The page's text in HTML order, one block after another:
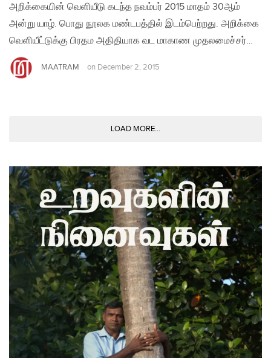
அறிக்கையின் வெளியீடு கடந்த நவம்பர் 2015 மாதம் 30ஆம்
அன்று யாழ். பொது நூலக மண்டபத்தில் இடம்பெற்றது. அறிக்கை
வெளியீட்டுக்கு பிரதம அதிதியாக வட மாகாண முதலமைச்சர்…
MAATRAM on December 2, 2015
LOAD MORE...